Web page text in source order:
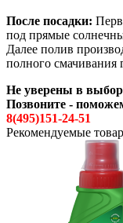
После посадки:
под прямые
Далее полив
полного смачивания
Не уверены в
Позвоните -
8(495)151-24-51
Рекомендуемые